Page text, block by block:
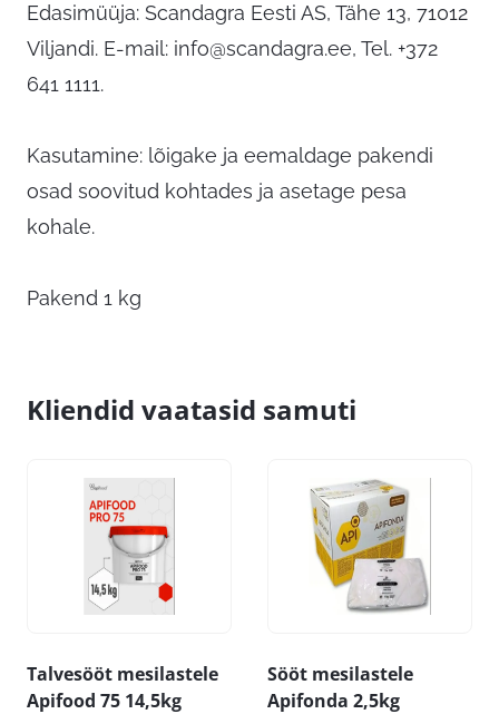
Edasimüüja: Scandagra Eesti AS, Tähe 13, 71012
Viljandi. E-mail: info@scandagra.ee, Tel. +372
641 1111.
Kasutamine: lõigake ja eemaldage pakendi
osad soovitud kohtades ja asetage pesa
kohale.
Pakend 1 kg
Kliendid vaatasid samuti
Talvesööt mesilastele
Apifood 75 14,5kg
Sööt mesilastele
Apifonda 2,5kg